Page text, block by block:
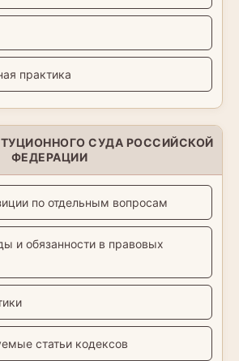
практика
СУДА РОССИЙСКОЙ
ФЕДЕРАЦИИ
по отдельным вопросам
и обязанности в правовых
статьи кодексов